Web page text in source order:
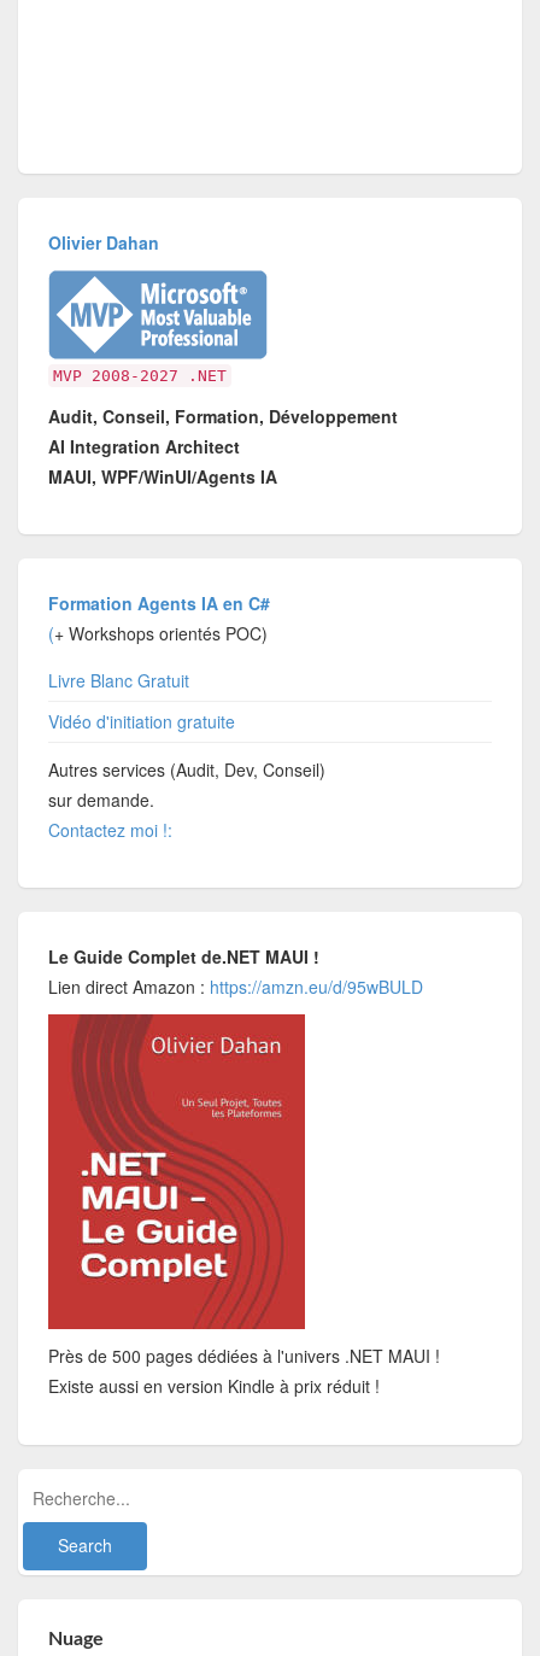
Olivier Dahan
MVP 2008-2027 .NET
Audit, Conseil, Formation, Développement
AI Integration Architect
MAUI, WPF/WinUI/Agents IA
Formation Agents IA en C#
(+ Workshops orientés POC)
Livre Blanc Gratuit
Vidéo d'initiation gratuite
Autres services (Audit, Dev, Conseil)
sur demande.
Contactez moi !:
Le Guide Complet de.NET MAUI !
Lien direct Amazon : https://amzn.eu/d/95wBULD
Près de 500 pages dédiées à l'univers .NET MAUI !
Existe aussi en version Kindle à prix réduit !
Nuage